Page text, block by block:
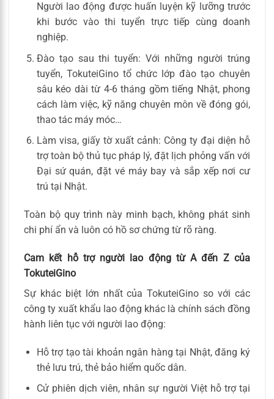
Người lao động được huấn luyện kỹ lưỡng trước
khi bước vào thi tuyển trực tiếp cùng doanh
nghiệp.
Đào tạo sau thi tuyển: Với những người trúng
tuyển, TokuteiGino tổ chức lớp đào tạo chuyên
sâu kéo dài từ 4-6 tháng gồm tiếng Nhật, phong
cách làm việc, kỹ năng chuyên môn về đóng gói,
thao tác máy móc…
Làm visa, giấy tờ xuất cảnh: Công ty đại diện hỗ
trợ toàn bộ thủ tục pháp lý, đặt lịch phỏng vấn với
Đại sứ quán, đặt vé máy bay và sắp xếp nơi cư
trú tại Nhật.
Toàn bộ quy trình này minh bạch, không phát sinh
chi phí ẩn và luôn có hồ sơ chứng từ rõ ràng.
Cam kết hỗ trợ người lao động từ A đến Z của
TokuteiGino
Sự khác biệt lớn nhất của TokuteiGino so với các
công ty xuất khẩu lao động khác là chính sách đồng
hành liên tục với người lao động:
Hỗ trợ tạo tài khoản ngân hàng tại Nhật, đăng ký
thẻ lưu trú, thẻ bảo hiểm quốc dân.
Cử phiên dịch viên, nhân sự người Việt hỗ trợ tại